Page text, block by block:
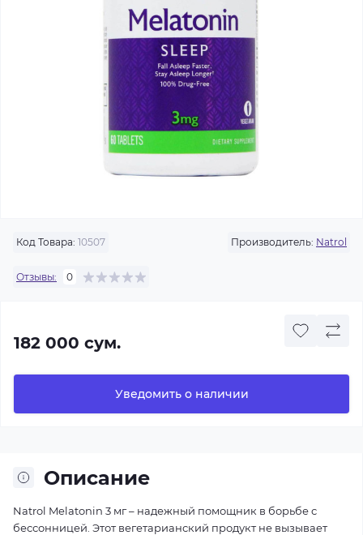
Код Товара: 10507 Производитель: Natrol
Отзывы: 0
182 000 сум.
Уведомить о наличии
Описание
Natrol Melatonin 3 мг – надежный помощник в борьбе с
бессонницей. Этот вегетарианский продукт не вызывает